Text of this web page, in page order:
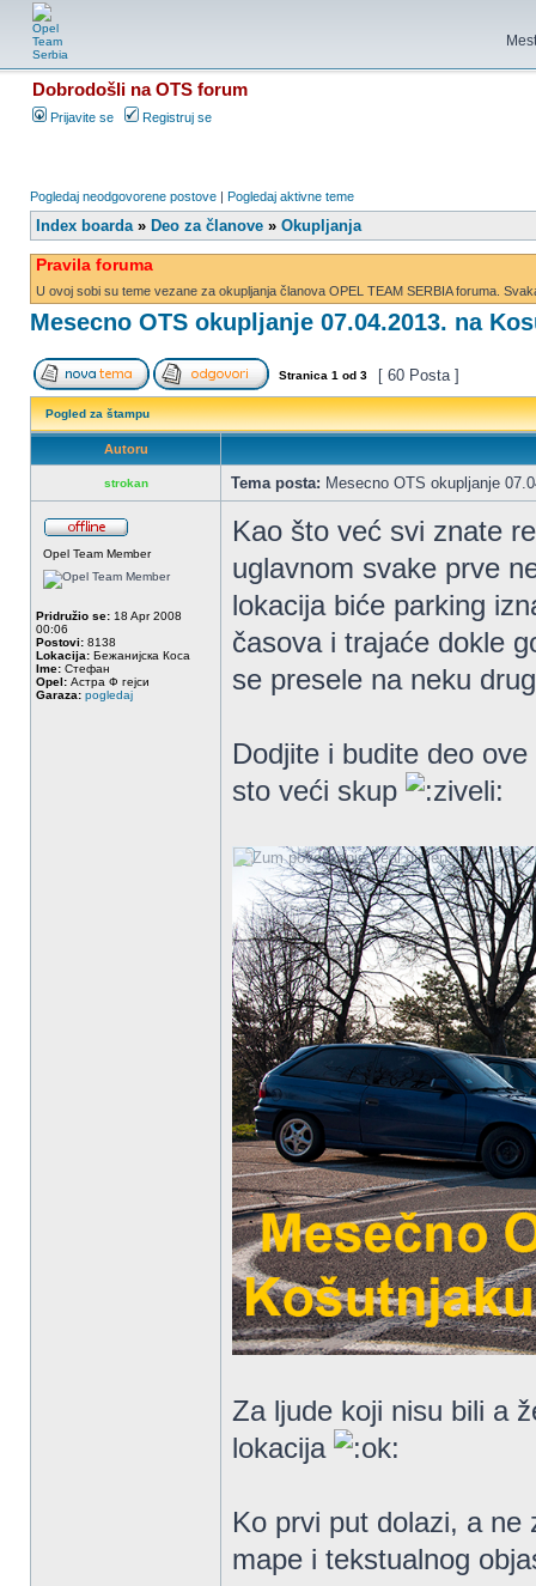
Dobrodošli na OTS forum
Prijavite se Registruj se
Pogledaj neodgovorene postove | Pogledaj aktivne teme
Index boarda» Deo za članove » Okupljanja
Pravila foruma
U ovoj sobi su teme vezane za okupljanja članova OPEL TEAM SERBIA foruma.
Mesecno OTS okupljanje 07.04.2013. na
Stranica 1 od 3 [ 60 Posta ]
Pogled za štampu
Autoru
strokan Tema posta: Mesecno OTS okupljanje
Opel Team Member
Pridružio se: 18 Apr 2008
00:06
Postovi: 8138
Lokacija: Бежанијска Коса
Ime: Стефан
Opel: Астра Ф гејси
Garaza: pogledaj
Kao što već svi znate
uglavnom svake prve
lokacija biće parking
časova i trajaće dokle
se presele na neku
Dodjite i budite deo
sto veći skup
Za ljude koji nisu bili a
lokacija
Ko prvi put dolazi, a ne
mape i tekstualnog